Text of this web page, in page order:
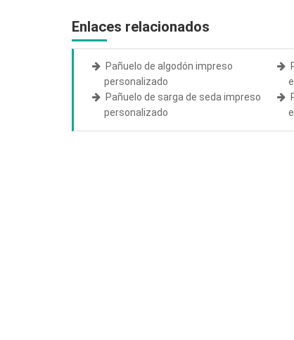
Enlaces relacionados
Pañuelo de algodón impreso
personalizado
Pañuelo de sarga de seda impreso
personalizado